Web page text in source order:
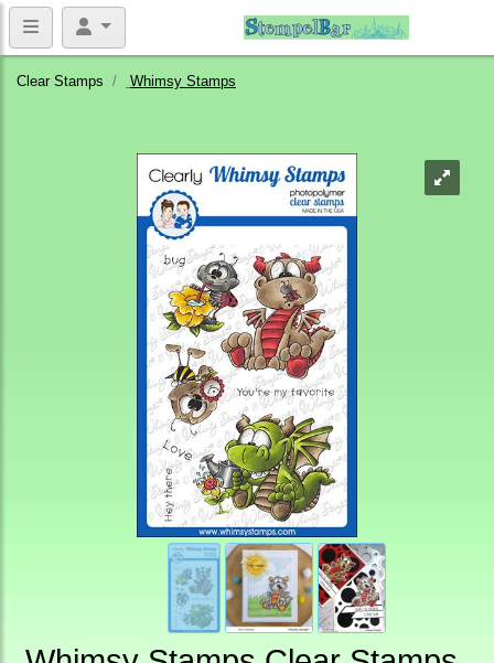
Clear Stamps Whimsy Stamps